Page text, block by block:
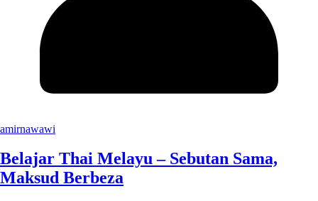
amirnawawi
Belajar Thai Melayu – Sebutan Sama,
Maksud Berbeza